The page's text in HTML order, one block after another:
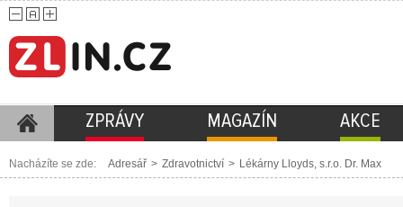
ZPRÁVY MAGAZÍN AKCE
Nacházíte se zde: Adresář > Zdravotnictví > Lékárny Lloyds, s.r.o. Dr. Max